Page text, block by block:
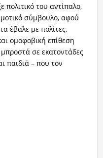
πολιτικό του αντίπαλο,
σύμβουλο, αφού
έβαλε με πολίτες,
ομοφοβική επίθεση
σε εκατοντάδες
παιδιά – που τον